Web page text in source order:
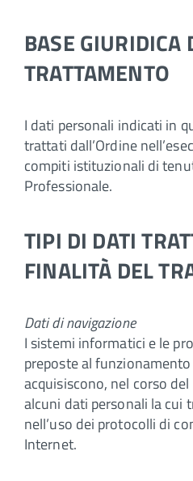
BASE GIURIDICA
TRATTAMENTO
I dati personali indicati in
trattati dall’Ordine
compiti istituzionali di
Professionale.
TIPI DI DATI
FINALITÀ DEL
Dati di navigazione
I sistemi informatici e le
preposte al
acquisiscono, nel corso
alcuni dati personali la cui
nell’uso dei protocolli di
Internet.